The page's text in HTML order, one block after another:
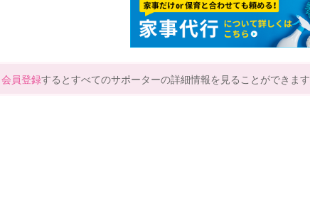
会員登録するとすべてのサポーターの詳細情報を見ることができます